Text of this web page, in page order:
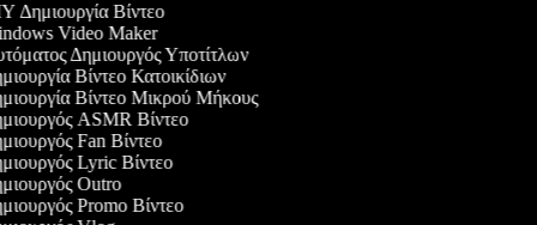
Δημιουργία Βίντεο
Video Maker
Δημιουργός Υποτίτλων
Βίντεο Κατοικίδιων
Βίντεο Μικρού Μήκους
ASMR Βίντεο
Fan Βίντεο
Lyric Βίντεο
Outro
Promo Βίντεο